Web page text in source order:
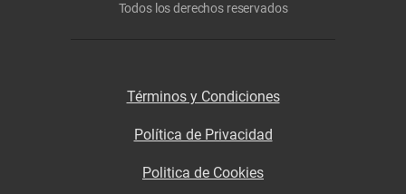
Todos los derechos reservados
Términos y Condiciones
Política de Privacidad
Politica de Cookies